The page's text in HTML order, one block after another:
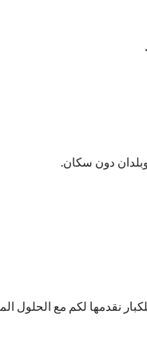
دون سكان.
نقدمها لكم مع الحلول